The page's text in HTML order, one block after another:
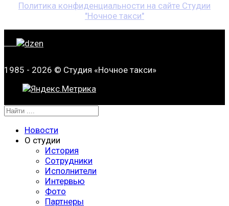
Политика конфиденциальности на сайте Студии
"Ночное такси"
1985 - 2026 © Студия «Ночное такси»
Новости
О студии
История
Сотрудники
Исполнители
Интервью
Фото
Партнеры